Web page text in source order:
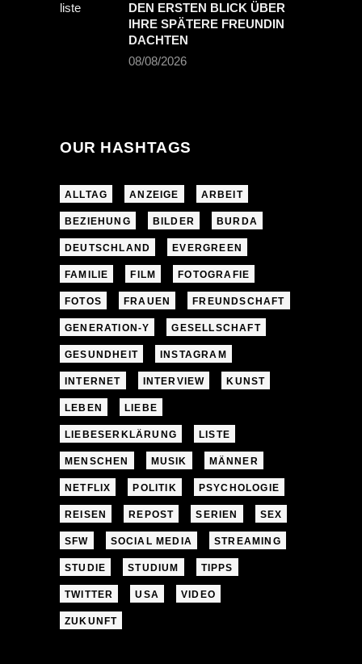
DEN ERSTEN BLICK ÜBER
IHRE SPÄTERE FREUNDIN
DACHTEN
08/08/2026
OUR HASHTAGS
ALLTAG ANZEIGE ARBEIT
BEZIEHUNG BILDER BURDA
DEUTSCHLAND EVERGREEN
FAMILIE FILM FOTOGRAFIE
FOTOS FRAUEN FREUNDSCHAFT
GENERATION-Y GESELLSCHAFT
GESUNDHEIT INSTAGRAM
INTERNET INTERVIEW KUNST
LEBEN LIEBE
LIEBESERKLÄRUNG LISTE
MENSCHEN MUSIK MÄNNER
NETFLIX POLITIK PSYCHOLOGIE
REISEN REPOST SERIEN SEX
SFW SOCIAL MEDIA STREAMING
STUDIE STUDIUM TIPPS
TWITTER USA VIDEO
ZUKUNFT